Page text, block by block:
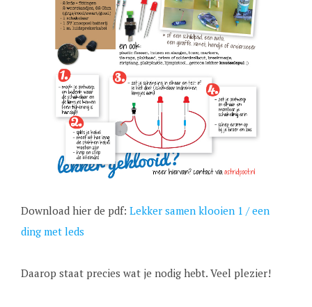
Download hier de pdf: Lekker samen klooien 1 / een
ding met leds
Daarop staat precies wat je nodig hebt. Veel plezier!